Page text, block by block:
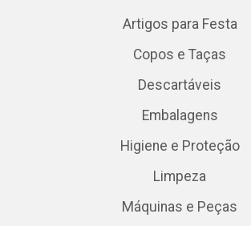
Artigos para Festa
Copos e Taças
Descartáveis
Embalagens
Higiene e Proteção
Limpeza
Máquinas e Peças